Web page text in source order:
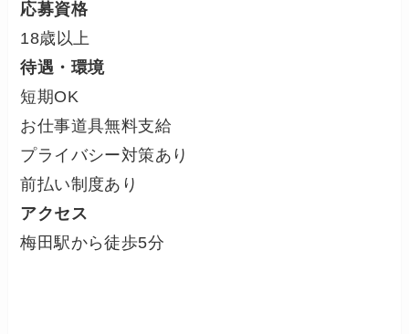
応募資格
18歳以上
待遇・環境
短期OK
お仕事道具無料支給
プライバシー対策あり
前払い制度あり
アクセス
梅田駅から徒歩5分